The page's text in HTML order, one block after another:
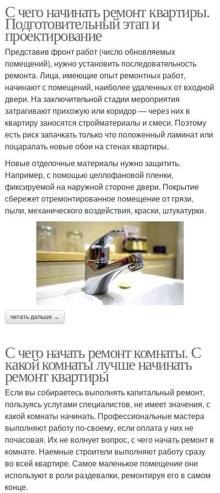
С чего начинать ремонт квартиры.
Подготовительный этап и
проектирование
Представив фронт работ (число обновляемых
помещений), нужно установить последовательность
ремонта. Лица, имеющие опыт ремонтных работ,
начинают с помещений, наиболее удаленных от входной
двери. На заключительной стадии мероприятия
затрагивают прихожую или коридор — через них в
квартиру заносятся стройматериалы и смеси. Поэтому
есть риск запачкать только что положенный ламинат или
поцарапать новые обои на стенах квартиры.
Новые отделочные материалы нужно защитить.
Например, с помощью целлофановой пленки,
фиксируемой на наружной стороне двери. Покрытие
сбережет отремонтированное помещение от грязи,
пыли, механического воздействия, краски, штукатурки.
читать дальше →
С чего начать ремонт комнаты. С
какой комнаты лучше начинать
ремонт квартиры
Если вы собираетесь выполнять капитальный ремонт,
пользуясь услугами специалистов, не имеет значения, с
какой комнаты начинать. Профессиональные мастера
выполняют работу по-своему, если оплата у них не
почасовая. Их не волнует вопрос, с чего начать ремонт в
комнате. Наемные строители выполняют работу сразу
во всей квартире. Самое маленькое помещение они
используют в роли раздевалки, ремонтируя его в самом
конце.